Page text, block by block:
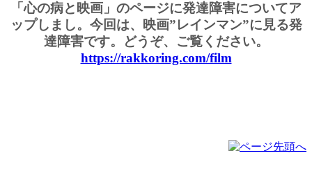
「心の病と映画」のページに発達障害についてア
ップしまし。今回は、映画”レインマン”に見る発
達障害です。どうぞ、ご覧ください。
https://rakkoring.com/film